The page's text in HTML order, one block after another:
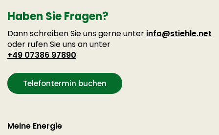
Haben Sie Fragen?
Dann schreiben Sie uns gerne unter info@stiehle.net
oder rufen Sie uns an unter
+49 07386 97890.
Telefontermin buchen
Meine Energie